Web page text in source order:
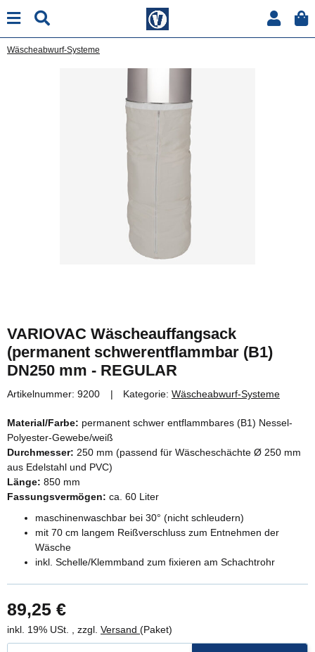
Wäscheabwurf-Systeme
VARIOVAC Wäscheauffangsack
(permanent schwerentflammbar (B1)
DN250 mm - REGULAR
Artikelnummer: 9200 Kategorie: Wäscheabwurf-Systeme
Material/Farbe: permanent schwer entflammbares (B1) Nessel-
Polyester-Gewebe/weiß
Durchmesser: 250 mm (passend für Wäscheschächte Ø 250 mm
aus Edelstahl und PVC)
Länge: 850 mm
Fassungsvermögen: ca. 60 Liter
maschinenwaschbar bei 30° (nicht schleudern)
mit 70 cm langem Reißverschluss zum Entnehmen der
Wäsche
inkl. Schelle/Klemmband zum fixieren am Schachtrohr
89,25 €
inkl. 19% USt. , zzgl. Versand (Paket)